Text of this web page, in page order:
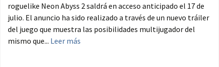
roguelike Neon Abyss 2 saldrá en acceso anticipado el 17 de
julio. El anuncio ha sido realizado a través de un nuevo tráiler
del juego que muestra las posibilidades multijugador del
mismo que... Leer más